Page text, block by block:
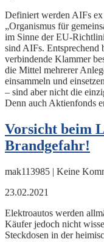
Definiert werden AIFs
„Organismus für
im Sinne der EU-
sind AIFs. Entsprechend
verbindende Klammer
die Mittel mehrerer
einsammeln und
– sind aber nicht die
Denn auch Aktienfonds
Vorsicht beim
Brandgefahr!
mak113985 | Keine
23.02.2021
Elektroautos werden
Käufer jedoch nicht
Steckdosen in der